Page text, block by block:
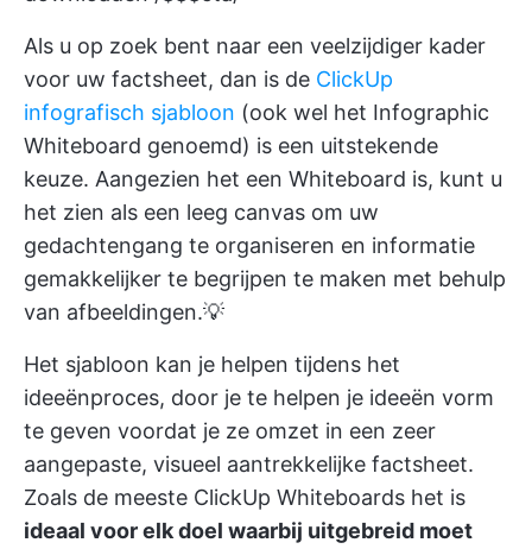
Als u op zoek bent naar een veelzijdiger kader
voor uw factsheet, dan is de ClickUp
infografisch sjabloon (ook wel het Infographic
Whiteboard genoemd) is een uitstekende
keuze. Aangezien het een Whiteboard is, kunt u
het zien als een leeg canvas om uw
gedachtengang te organiseren en informatie
gemakkelijker te begrijpen te maken met behulp
van afbeeldingen.💡
Het sjabloon kan je helpen tijdens het
ideeënproces, door je te helpen je ideeën vorm
te geven voordat je ze omzet in een zeer
aangepaste, visueel aantrekkelijke factsheet.
Zoals de meeste ClickUp Whiteboards het is
ideaal voor elk doel waarbij uitgebreid moet